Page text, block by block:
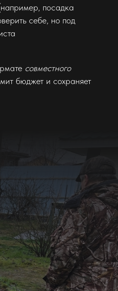
посадка
себе, но под
совместного
бюджет и сохраняет